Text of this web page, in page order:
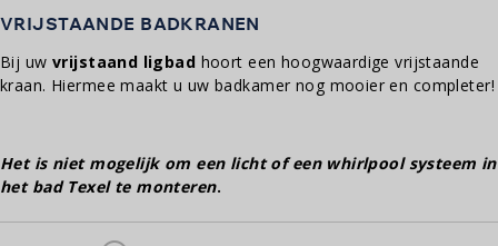
VRIJSTAANDE BADKRANEN
Bij uw vrijstaand ligbad hoort een hoogwaardige vrijstaande
kraan. Hiermee maakt u uw badkamer nog mooier en completer!
Het is niet mogelijk om een licht of een whirlpool systeem in
het bad Texel te monteren.